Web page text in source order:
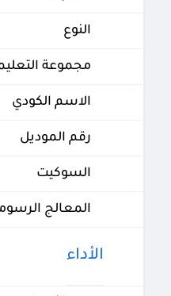
النوع
مجموعة
الاسم الكودي
رقم الموديل
السوكيت
المعالج
الأداء